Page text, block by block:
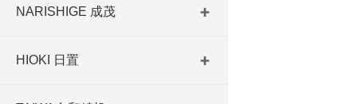
NARISHIGE 成茂
HIOKI 日置